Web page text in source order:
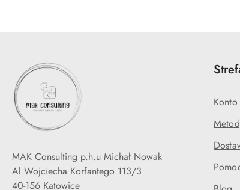
MAK Consulting p.h.u Michał Nowak
Al Wojciecha Korfantego 113/3
40-156 Katowice